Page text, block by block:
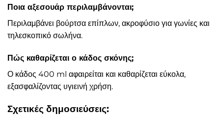
Ποια αξεσουάρ περιλαμβάνονται;
Περιλαμβάνει βούρτσα επίπλων, ακροφύσιο για γωνίες και
τηλεσκοπικό σωλήνα.
Πώς καθαρίζεται ο κάδος σκόνης;
Ο κάδος 400 ml αφαιρείται και καθαρίζεται εύκολα,
εξασφαλίζοντας υγιεινή χρήση.
Σχετικές δημοσιεύσεις: